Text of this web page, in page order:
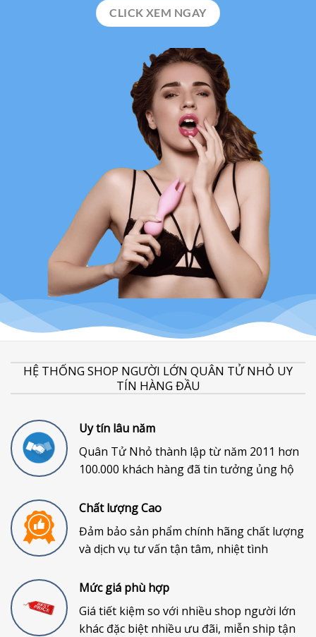
CLICK XEM NGAY
HỆ THỐNG SHOP NGƯỜI LỚN QUÂN TỬ NHỎ UY
TÍN HÀNG ĐẦU
Uy tín lâu năm
Quân Tử Nhỏ thành lập từ năm 2011 hơn
100.000 khách hàng đã tin tưởng ủng hộ
Chất lượng Cao
Đảm bảo sản phẩm chính hãng chất lượng
và dịch vụ tư vấn tận tâm, nhiệt tình
Mức giá phù hợp
Giá tiết kiệm so với nhiều shop người lớn
khác đặc biệt nhiều ưu đãi, miễn ship tận